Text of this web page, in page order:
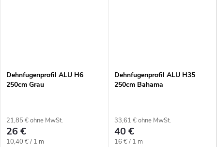
Dehnfugenprofil ALU H6
250cm Grau
21,85 € ohne MwSt.
26 €
Verkaufspreis:
10,40 € / 1 m
Dehnfugenprofil ALU H35
250cm Bahama
33,61 € ohne MwSt.
40 €
Verkaufspreis:
16 € / 1 m